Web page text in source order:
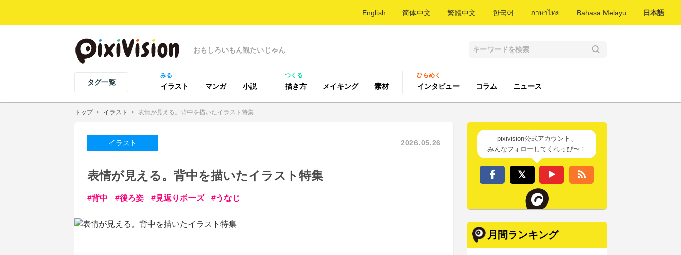
English 简体中文 繁體中文 한국어 ภาษาไทย Bahasa Melayu 日本語
おもしろいもん観たいじゃん
タグ一覧
みる
イラスト マンガ 小説
つくる
描き方 メイキング 素材
ひらめく
インタビュー コラム ニュース
トップ イラスト 表情が見える。背中を描いたイラスト特集
イラスト 2026.05.26
表情が見える。背中を描いたイラスト特集
背中 後ろ姿 見返りポーズ うなじ
pixivision公式アカウント、
みんなフォローしてくれっぴ〜！
月間ランキング